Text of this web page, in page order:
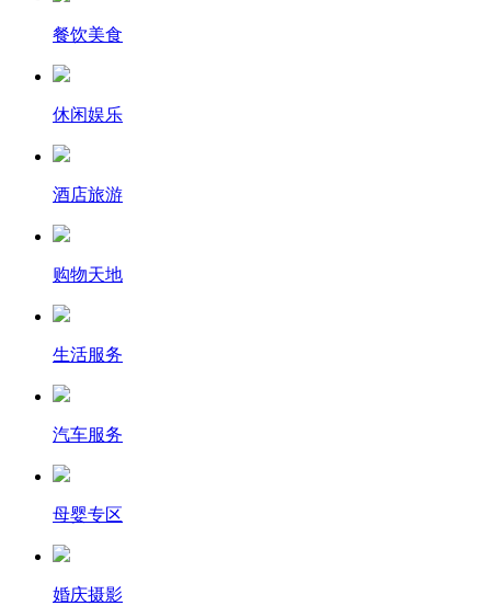
餐饮美食
休闲娱乐
酒店旅游
购物天地
生活服务
汽车服务
母婴专区
婚庆摄影